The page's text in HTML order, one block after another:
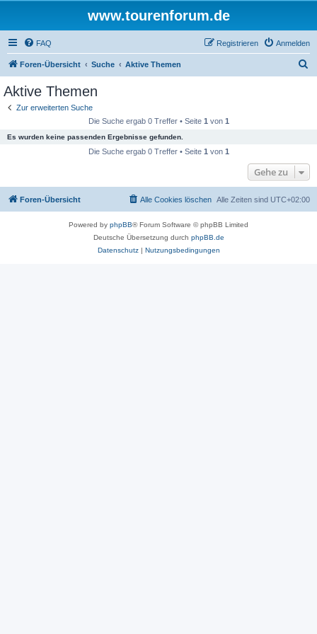
www.tourenforum.de
FAQ Anmelden
Registrieren
Foren-Übersicht Suche Aktive Themen
Aktive Themen
Zur erweiterten Suche
Die Suche ergab 0 Treffer • Seite 1 von 1
Es wurden keine passenden Ergebnisse gefunden.
Die Suche ergab 0 Treffer • Seite 1 von 1
Gehe zu
Foren-Übersicht Alle Zeiten sind UTC+02:00
Alle Cookies löschen
Powered by phpBB® Forum Software © phpBB Limited
Deutsche Übersetzung durch phpBB.de
Datenschutz| Nutzungsbedingungen